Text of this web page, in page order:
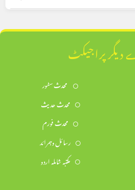
پراجیکٹ
محدث سٹور
محدث حدیث
محدث فورم
رسائل وجرائد
مکتبہ شاملہ اردو